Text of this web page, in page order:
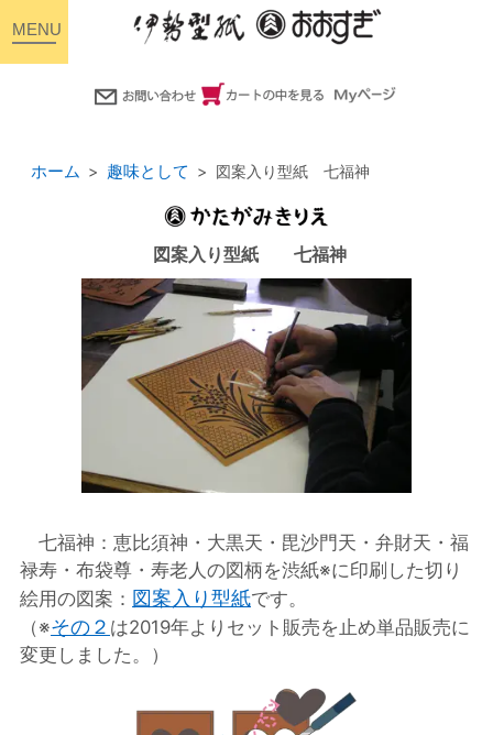
ホーム 趣味として 図案入り型紙 七福神
図案入り型紙 七福神
七福神：恵比須神・大黒天・毘沙門天・弁財天・福
禄寿・布袋尊・寿老人の図柄を渋紙※に印刷した切り
絵用の図案： 図案入り型紙です。
（※その２ は2019年よりセット販売を止め単品販売に
変更しました。）
toggle
navigation